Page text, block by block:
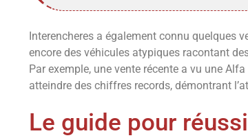
Interencheres a également connu quelques
encore des véhicules atypiques racontant
Par exemple, une vente récente a vu une
atteindre des chiffres records, démontrant
Le guide pour